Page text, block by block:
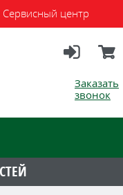
Сервисный центр
Заказать
звонок